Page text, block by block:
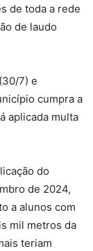
de toda a rede
de laudo
7) e
cumpra a
aplicada multa
do
de 2024,
a alunos com
mil metros da
teriam